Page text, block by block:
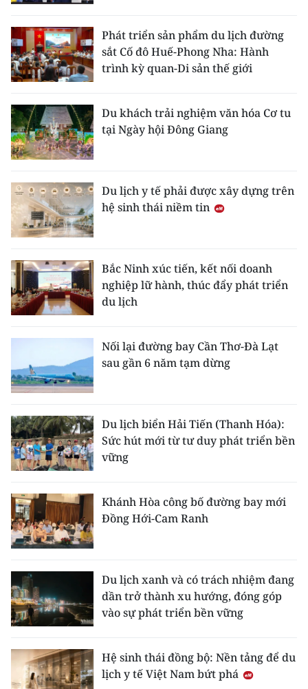
Phát triển sản phẩm du lịch đường
sắt Cố đô Huế-Phong Nha: Hành
trình kỳ quan-Di sản thế giới
Du khách trải nghiệm văn hóa Cơ tu
tại Ngày hội Đông Giang
Du lịch y tế phải được xây dựng trên
hệ sinh thái niềm tin
Bắc Ninh xúc tiến, kết nối doanh
nghiệp lữ hành, thúc đẩy phát triển
du lịch
Nối lại đường bay Cần Thơ-Đà Lạt
sau gần 6 năm tạm dừng
Du lịch biển Hải Tiến (Thanh Hóa):
Sức hút mới từ tư duy phát triển bền
vững
Khánh Hòa công bố đường bay mới
Đồng Hới-Cam Ranh
Du lịch xanh và có trách nhiệm đang
dần trở thành xu hướng, đóng góp
vào sự phát triển bền vững
Hệ sinh thái đồng bộ: Nền tảng để du
lịch y tế Việt Nam bứt phá